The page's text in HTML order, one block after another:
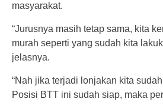
masyarakat.
“Jurusnya masih tetap sama, kita
murah seperti yang sudah kita
jelasnya.
“Nah jika terjadi lonjakan kita
Posisi BTT ini sudah siap, maka